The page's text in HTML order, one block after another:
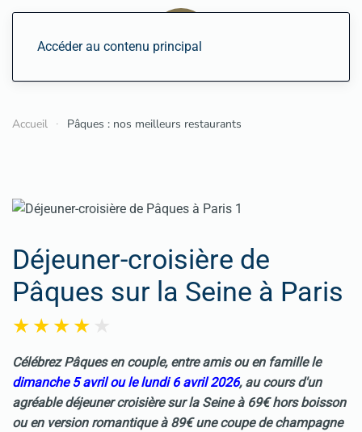
Accéder au contenu principal
Accueil Pâques : nos meilleurs restaurants
Déjeuner-croisière de
Pâques sur la Seine à Paris
CélébrezPâquesen couple, entre amis ou en famille le
dimanche 5 avril ou le lundi 6 avril 2026, au cours d'un
agréabledéjeuner croisièresur la Seine à 69€ hors boisson
ou en version romantique à 89€ une coupe de champagne